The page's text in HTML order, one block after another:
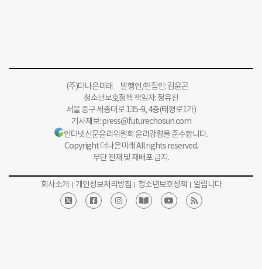
(주)더나은미래 발행인/편집인: 김윤곤
청소년보호정책 책임자: 정유진
서울 중구 세종대로 135-9, 4층(태평로1가)
기사제보:press@futurechosun.com
인터넷신문윤리위원회 윤리강령을 준수합니다.
Copyright 더나은미래 All rights reserved.
무단 전재 및 재배포 금지.
회사소개 개인정보처리방침 청소년보호정책 알립니다